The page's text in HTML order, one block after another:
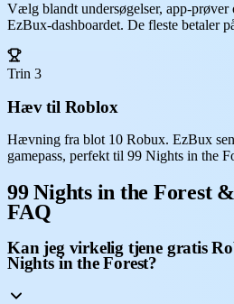
Vælg blandt undersøgelser, app-prøver
EzBux-dashboardet. De fleste betaler
Trin 3
Hæv til Roblox
Hævning fra blot 10 Robux. EzBux
gamepass, perfekt til 99 Nights in the
99 Nights in the Forest
FAQ
Kan jeg virkelig tjene gratis
Nights in the Forest?